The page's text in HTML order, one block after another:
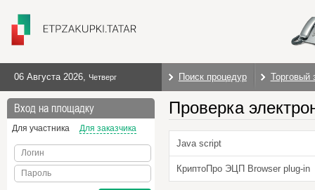
06 Августа 2026, Четверг Поиск процедур Торговый
Вход на площадку
Для участника Для заказчика
Логин
Пароль
Проверка
Java script
КриптоПро ЭЦП Browser plug-in